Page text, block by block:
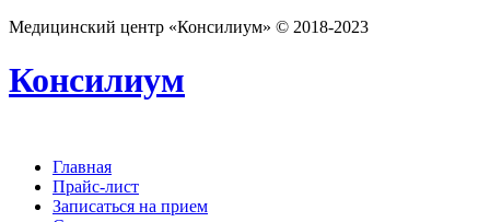
Медицинский центр «Консилиум» © 2018-2023
Консилиум
Главная
Прайс-лист
Записаться на прием